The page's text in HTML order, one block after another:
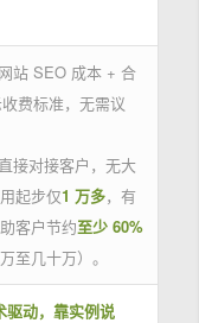
站 SEO 成本 + 合
费标准，无需议
接对接客户，无大
起步仅1 万多，有
客户节约至少 60%
至几十万）。
驱动，靠实例说